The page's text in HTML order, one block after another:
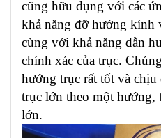
cũng hữu dụng với các
khả năng đỡ hướng kính
cùng với khả năng dẫn
chính xác của trục.
hướng trục rất tốt và
trục lớn theo một hướng,
lớn.